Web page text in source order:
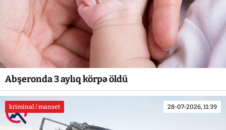
Abşeronda 3 aylıq körpə öldü
kriminal / manset 28-07-2026, 11:39